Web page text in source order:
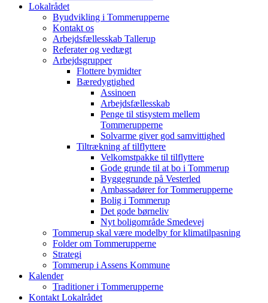
Lokalrådet
Byudvikling i Tommerupperne
Kontakt os
Arbejdsfællesskab Tallerup
Referater og vedtægt
Arbejdsgrupper
Flottere bymidter
Bæredygtighed
Assinoen
Arbejdsfællesskab
Penge til stisystem mellem
Tommerupperne
Solvarme giver god samvittighed
Tiltrækning af tilflyttere
Velkomstpakke til tilflyttere
Gode grunde til at bo i Tommerup
Byggegrunde på Vesterled
Ambassadører for Tommerupperne
Bolig i Tommerup
Det gode børneliv
Nyt boligområde Smedevej
Tommerup skal være modelby for klimatilpasning
Folder om Tommerupperne
Strategi
Tommerup i Assens Kommune
Kalender
Traditioner i Tommerupperne
Kontakt Lokalrådet